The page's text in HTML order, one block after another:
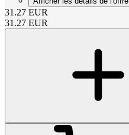
31.27 EUR
31.27 EUR